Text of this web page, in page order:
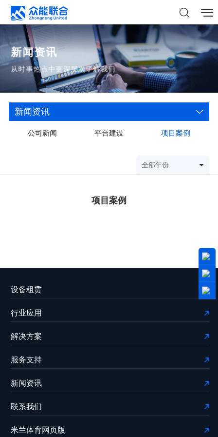
新闻资讯
从时事热点中更深层次了解我们
新闻资讯
公司新闻 平台建设 项目案例
全部年份
项目案例
设备租赁
行业应用
解决方案
服务支持
新闻资讯
联系我们
米兰体育网页版